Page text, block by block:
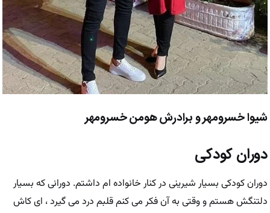
شیوا خسرومهر و برادرش هومن خسرومهر
دوران کودکی
دوران کودکی بسیار شیرینی در کنار خانواده ام داشتم. دورانی که بسیار
دلتنگش هستم و وقتی به آن فکر می کنم قلبم درد می گیرد ، ای کاش